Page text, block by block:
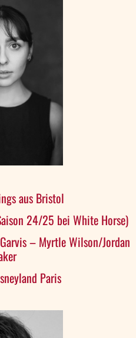
aus Bristol
24/25 bei White Horse)
– Myrtle Wilson/Jordan
Paris